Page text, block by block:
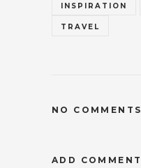
INSPIRATION
TRAVEL
NO COMMENTS
ADD COMMENT